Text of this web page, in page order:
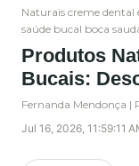
Naturais creme dental
saúde bucal boca
Produtos
Bucais:
Fernanda Mendonça |
Jul 16, 2026, 11:59:11